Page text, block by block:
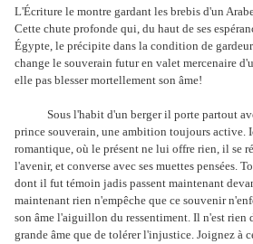
L'Écriture le montre gardant les brebis d'un
Cette chute profonde qui, du haut de ses
Égypte, le précipite dans la condition de
change le souverain futur en valet mercenaire
elle pas blesser mortellement son âme!
Sous l'habit d'un berger il porte partout
prince souverain, une ambition toujours active.
romantique, où le présent ne lui offre rien, il se
l'avenir, et converse avec ses muettes pensées.
dont il fut témoin jadis passent maintenant
maintenant rien n'empêche que ce souvenir
son âme l'aiguillon du ressentiment. Il n'est rien
grande âme que de tolérer l'injustice. Joignez à